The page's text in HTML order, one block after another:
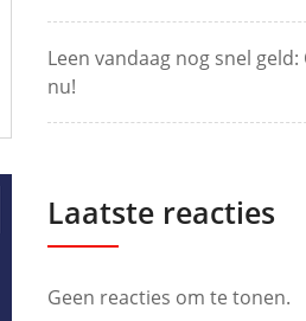
Leen vandaag nog snel
nu!
Laatste reacties
Geen reacties om te tonen.